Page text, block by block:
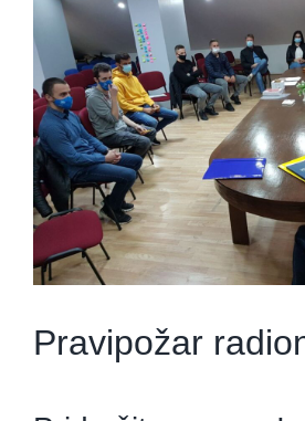
Pravipožar